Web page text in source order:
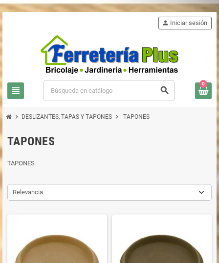
view_headline search
person Iniciar sesión
0
chevron_right DESLIZANTES, TAPAS Y TAPONES chevron_right TAPONES
TAPONES
TAPONES
Relevancia